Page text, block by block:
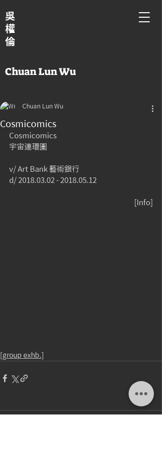
吳
權
倫
Chuan Lun Wu
Cosmicomics
Chuan Lun Wu
Cosmicomics
宇宙連環圖
v/ Art Bank 藝術銀行
d/ 2018.03.02 - 2018.05.12
[Info]
[group exhb.]